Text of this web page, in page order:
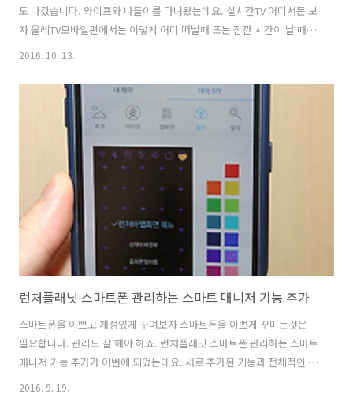
도 나갔습니다. 와이프와 나들이를 다녀왔는데요. 실시간TV 어디서든 보
자 올레TV모바일편에서는 이렇게 어디 떠날때 또는 잠깐 시간이 날 때 뭔
가 볼 수 있다는 내용으로 써보려고 합니다. 요즘은 데이터 요금제 기반
TV모바일로 외부에서도 실시간으로 볼 수 있습니다. 이 외에 영화나 여
러가지 컨텐츠를 볼 수 있는데요. 예전에야 다운로드 해서 보고 했지만
요즘은 그렇지는 않죠. 그냥 실시간으로 바로 봅니다. 실시간TV 어디서
든 보자 올레TV모바일 국립중앙박물관으로 갔었는데요. 가다보니 넓은
호수가 나오더군요. 스마트폰으로 넓은 화각으로 한장 찍어봤습니다. 이
근처에 집이라면 참 ..
2016. 10. 13.
런처플래닛 스마트폰 관리하는 스마트 매니저 기능 추가
스마트폰을 이쁘고 개성있게 꾸며보자 스마트폰을 이쁘게 꾸미는것은
필요합니다. 관리도 잘 해야 하죠. 런처플래닛 스마트폰 관리하는 스마트
매니저 기능 추가가 이번에 되었는데요. 새로 추가된 기능과 전체적인 기
능을 설명하려고 합니다. 700여종이 넘는 아주 다양한 테마를 제공하여
2016. 9. 19.